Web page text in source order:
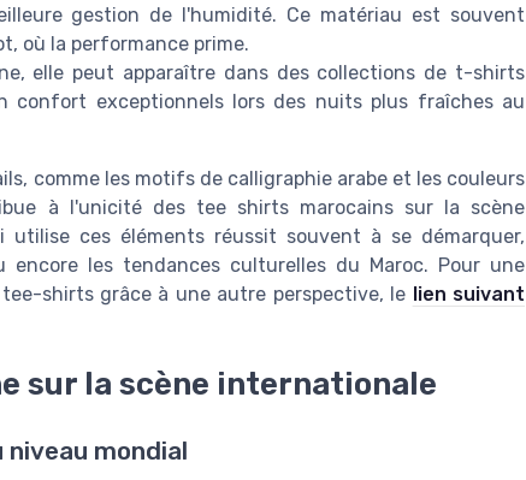
gestion de l'humidité. Ce matériau est souvent
où la performance prime.
elle peut apparaître dans des collections de t-shirts
confort exceptionnels lors des nuits plus fraîches au
comme les motifs de calligraphie arabe et les couleurs
à l'unicité des tee shirts marocains sur la scène
ces éléments réussit souvent à se démarquer,
les tendances culturelles du Maroc. Pour une
shirts grâce à une autre perspective, le lien suivant
sur la scène internationale
niveau mondial